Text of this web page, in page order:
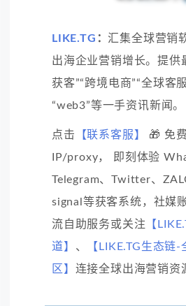
LIKE.TG ： 汇集全球营销
出海企业营销增长。提供
获客”“跨境电商”“全球客
“web3”等一手资讯新闻。
点击 【联系客服】
🎁 免
IP/proxy， 即刻体验
Telegram、Twitter、
signal等获客系统，社媒
流自助服务或关注 【
道】 、
【LIKE.TG生态链
区】 连接全球出海营销资